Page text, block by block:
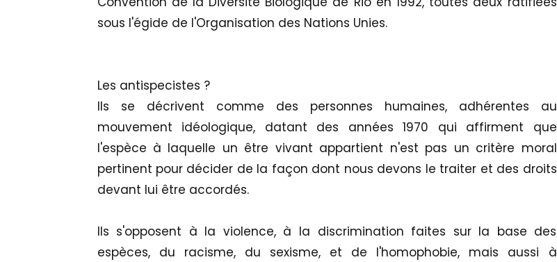
sous l'égide de l'Organisation des Nations Unies.
Les antispecistes ?
Ils se décrivent comme des personnes humaines, adhérentes au
mouvement idéologique, datant des années 1970 qui affirment que
l'espèce à laquelle un être vivant appartient n'est pas un critère moral
pertinent pour décider de la façon dont nous devons le traiter et des droits
devant lui être accordés.
Ils s'opposent à la violence, à la discrimination faites sur la base des
espèces, du racisme, du sexisme, et de l'homophobie, mais aussi à